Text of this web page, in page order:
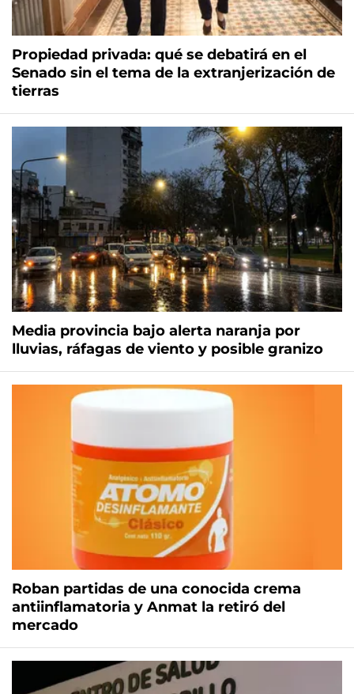
Propiedad privada: qué se debatirá en el
Senado sin el tema de la extranjerización de
tierras
Media provincia bajo alerta naranja por
lluvias, ráfagas de viento y posible granizo
Roban partidas de una conocida crema
antiinflamatoria y Anmat la retiró del
mercado